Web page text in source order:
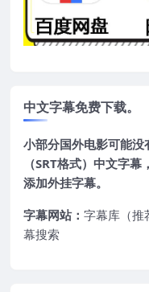
中文字幕免费下载。
小部分国外电影可能
（SRT格式）中文字
添加外挂字幕。
字幕网站： 字幕库（推
幕搜索